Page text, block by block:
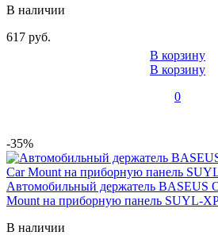
В наличии
617 руб.
В корзину
В корзину
0
-35%
Автомобильный держатель BASEUS
Mount на приборную панель SUYL-
В наличии